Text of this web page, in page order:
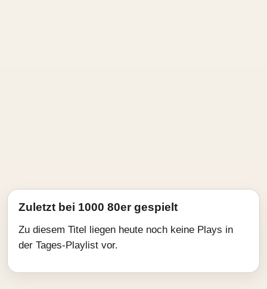
Zuletzt bei 1000 80er gespielt
Zu diesem Titel liegen heute noch keine Plays in
der Tages-Playlist vor.